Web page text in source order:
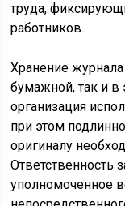
труда,
работников.
Хранение
бумажной, так и в
организация
при этом
оригиналу
Ответственность
уполномоченное